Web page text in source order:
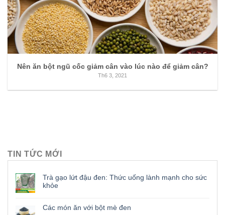
Nên ăn bột ngũ cốc giảm cân vào lúc nào để giảm cân?
Th6 3, 2021
TIN TỨC MỚI
Trà gạo lứt đậu đen: Thức uống lành mạnh cho sức
khỏe
Các món ăn với bột mè đen